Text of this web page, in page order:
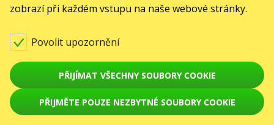
zobrazí při každém vstupu na naše webové stránky.
Povolit upozornění
PŘIJÍMAT VŠECHNY SOUBORY COOKIE
PŘIJMĚTE POUZE NEZBYTNÉ SOUBORY COOKIE